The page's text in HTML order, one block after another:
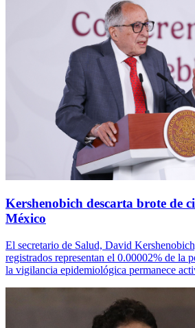
Kershenobich descarta brote de
México
El secretario de Salud, David
registrados representan el 0.00002% de la
la vigilancia epidemiológica permanece